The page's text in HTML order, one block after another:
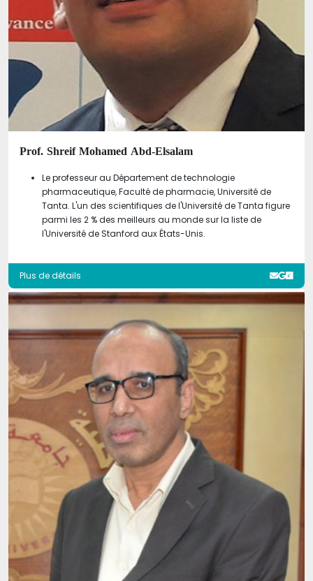
Prof. Shreif Mohamed Abd-Elsalam
Le professeur au Département de technologie
pharmaceutique, Faculté de pharmacie, Université de
Tanta. L'un des scientifiques de l'Université de Tanta figure
parmi les 2 % des meilleurs au monde sur la liste de
l'Université de Stanford aux États-Unis.
Plus de détails